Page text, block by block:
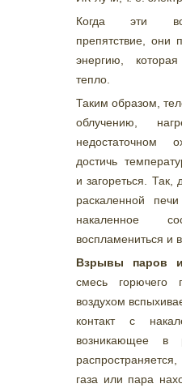
Когда эти
препятствие, они
энергию,
тепло.
Таким образом,
облучению,
недостаточном
достичь
и загореться.
раскаленной
накаленное
воспламениться и
Взрывы паров
смесь
воздухом
контакт с
возникающее в
газа или пара